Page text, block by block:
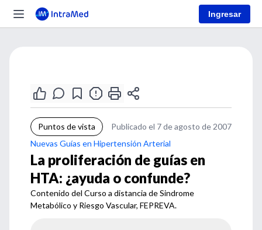
Ingresar
Puntos de vista
Publicado el 7 de agosto de 2007
Nuevas Guías en Hipertensión Arterial
La proliferación de guías en
HTA: ¿ayuda o confunde?
Contenido del Curso a distancia de Sindrome
Metabólico y Riesgo Vascular, FEPREVA.